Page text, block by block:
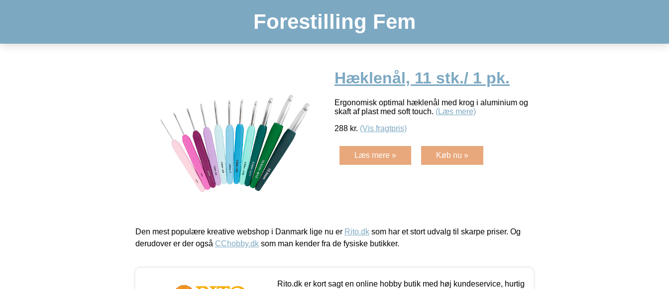
Forestilling Fem
Hæklenål, 11 stk./ 1 pk.
Ergonomisk optimal hæklenål med krog i aluminium og
skaft af plast med soft touch. (Læs mere)
288 kr. (Vis fragtpris)
Læs mere » Køb nu »
Den mest populære kreative webshop i Danmark lige nu er Rito.dk som har et stort udvalg til skarpe priser. Og
derudover er der også CChobby.dk som man kender fra de fysiske butikker.
Rito.dk er kort sagt en online hobby butik med høj kundeservice, hurtig